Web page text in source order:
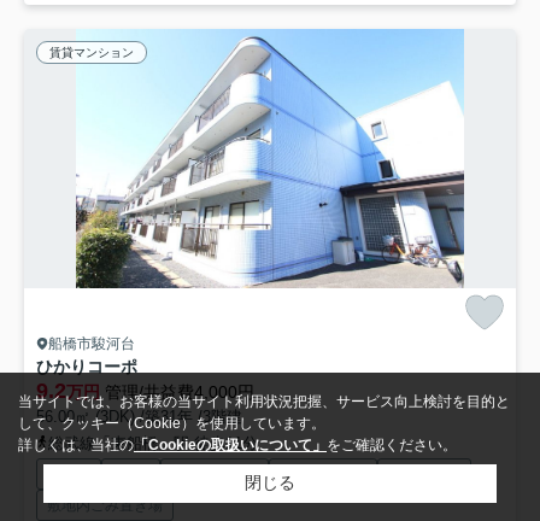
賃貸マンション
船橋市駿河台
ひかりコーポ
9.2万円 管理/共益費4,000円
56.00㎡ (3DK) /築31年 /3階建
総武線「東船橋」駅 徒歩11分
光ファイバー 宅配ボックス
敷地内ごみ置き場
当サイトでは、お客様の当サイト利用状況把握、サービス向上検討を目的と
して、クッキー（Cookie）を使用しています。
詳しくは、当社の「Cookieの取扱いについて」 をご確認ください。
閉じる